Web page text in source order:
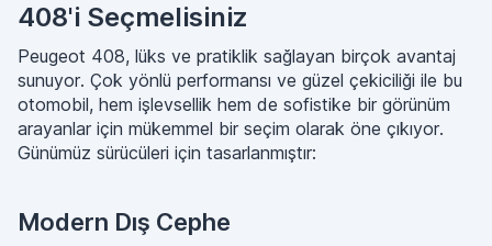
408'i Seçmelisiniz
Peugeot 408, lüks ve pratiklik sağlayan birçok avantaj
sunuyor. Çok yönlü performansı ve güzel çekiciliği ile bu
otomobil, hem işlevsellik hem de sofistike bir görünüm
arayanlar için mükemmel bir seçim olarak öne çıkıyor.
Günümüz sürücüleri için tasarlanmıştır:
Modern Dış Cephe